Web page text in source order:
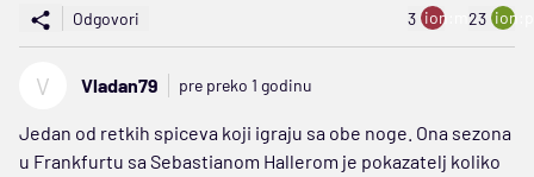
Odgovori 3 ion:minus
23
V Vladan79 pre preko 1 godinu
Jedan od retkih spiceva koji igraju sa obe noge. Ona sezona
u Frankfurtu sa Sebastianom Hallerom je pokazatelj koliko